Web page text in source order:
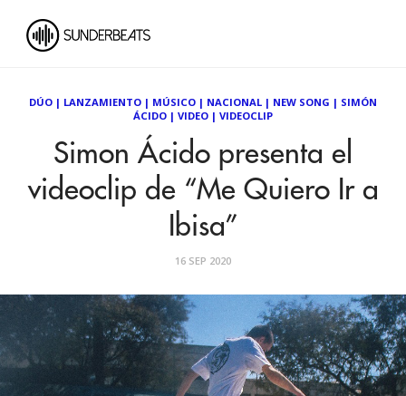
DÚO | LANZAMIENTO | MÚSICO | NACIONAL | NEW SONG | SIMÓN
ÁCIDO | VIDEO | VIDEOCLIP
Simon Ácido presenta el
videoclip de “Me Quiero Ir a
Ibisa”
16 SEP 2020